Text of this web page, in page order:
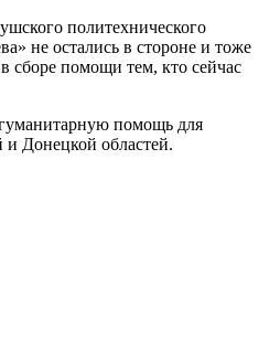
политехнического
не остались в стороне и тоже
сборе помощи тем, кто сейчас
помощь для
и Донецкой областей.